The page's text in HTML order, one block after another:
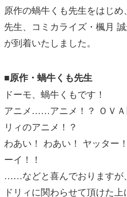
原作の蝸牛くも先生をはじ
先生、コミカライズ・楓月
が到着いたしました。
■原作・蝸牛くも先生
ドーモ、蝸牛くもです！
アニメ……アニメ！？ ＯＶＡ
リィのアニメ！？
わあい！ わあい！ ヤッター
ーイ！！
……などと喜んでおりますが
ドリィに関わらせて頂けた上